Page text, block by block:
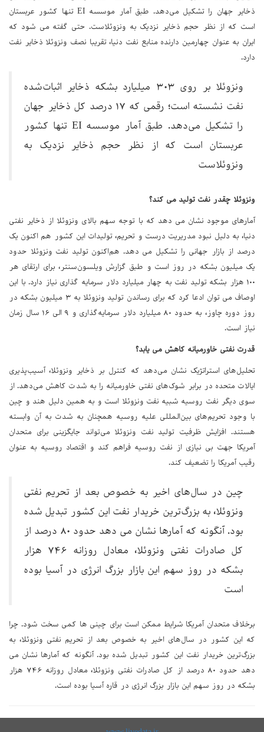
ذخایر جهان را تشکیل می‌دهد. طبق آمار موسسه EI تنها کشور عربستان
است که از نظر حجم ذخایر نزدیک به ونزوئلاست. حتی گفته می شود که
ایران به عنوان چهارمین دارنده منابع نفت دنیا، تقریبا نصف ونزوئلا ذخایر نفت
دارد.
ونزوئلا بر روی ۳۰۳ میلیارد بشکه ذخایر اثبات‌شده
نفت نشسته است؛ رقمی که ۱۷ درصد کل ذخایر جهان
را تشکیل می‌دهد. طبق آمار موسسه EI تنها کشور
عربستان است که از نظر حجم ذخایر نزدیک به
ونزوئلاست
ونزوئلا چقدر نفت تولید می کند؟
آمارهای موجود نشان می دهد که با توجه سهم بالای ونزوئلا از ذخایر نفتی
دنیا، به دلیل نبود مدریریت درست و تحریم، تولیدات این کشور هم اکنون یک
درصد از بازار جهانی را تشکیل می دهد. هم‌اکنون تولید نفت ونزوئلا حدود
یک میلیون بشکه در روز است و طبق گزارش ویلسون‌سنتر، برای ارتقای هر
۱۰۰ هزار بشکه تولید نفت به چهار میلیارد دلار سرمایه گذاری نیاز دارد. با این
اوصاف می توان ادعا کرد که برای رساندن تولید ونزوئلا به ۳ میلیون بشکه در
روز دوره چاوز، به حدود ۸۰ میلیارد دلار سرمایه‌گذاری و ۹ الی ۱۶ سال زمان
نیاز است.
قدرت نفتی خاورمیانه کاهش می یابد؟
تحلیل‌های استراتژیک نشان می‌دهد که کنترل بر ذخایر ونزوئلا، آسیب‌پذیری
ایالات متحده در برابر شوک‌های نفتی خاورمیانه را به شدت کاهش می‌دهد. از
سوی دیگر نفت روسیه شبیه نفت ونزوئلا است و به همین دلیل هند و چین
با وجود تحریم‌های بین‌المللی علیه روسیه همچنان به شدت به آن وابسته
هستند. افزایش ظرفیت تولید نفت ونزوئلا می‌تواند جایگزینی برای متحدان
آمریکا جهت بی نیازی از نفت روسیه فراهم کند و اقتصاد روسیه به عنوان
رقیب آمریکا را تضعیف کند.
چین در سال‌های اخیر به خصوص بعد از تحریم نفتی
ونزوئلا، به بزرگ‌ترین خریدار نفت این کشور تبدیل شده
بود. آنگونه که آمارها نشان می دهد حدود ۸۰ درصد از
کل صادرات نفتی ونزوئلا، معادل روزانه ۷۴۶ هزار
بشکه در روز سهم این بازار بزرگ انرژی در آسیا بوده
است
برخلاف متحدان آمریکا شرایط ممکن است برای چینی ها کمی سخت شود. چرا
که این کشور در سال‌های اخیر به خصوص بعد از تحریم نفتی ونزوئلا، به
بزرگ‌ترین خریدار نفت این کشور تبدیل شده بود. آنگونه که آمارها نشان می
دهد حدود ۸۰ درصد از کل صادرات نفتی ونزوئلا، معادل روزانه ۷۴۶ هزار
بشکه در روز سهم این بازار بزرگ انرژی در قاره آسیا بوده است.